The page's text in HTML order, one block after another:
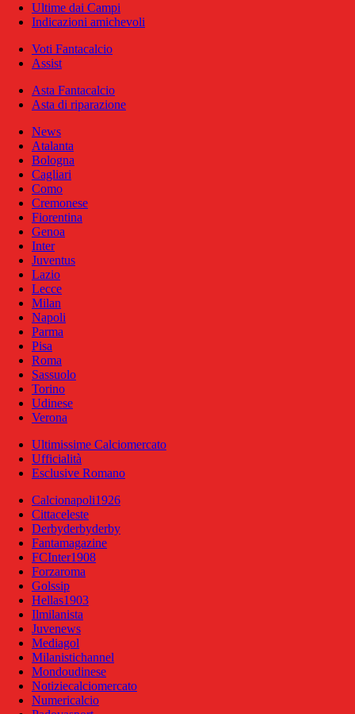
Ultime dai Campi
Indicazioni amichevoli
Voti Fantacalcio
Assist
Asta Fantacalcio
Asta di riparazione
News
Atalanta
Bologna
Cagliari
Como
Cremonese
Fiorentina
Genoa
Inter
Juventus
Lazio
Lecce
Milan
Napoli
Parma
Pisa
Roma
Sassuolo
Torino
Udinese
Verona
Ultimissime Calciomercato
Ufficialità
Esclusive Romano
Calcionapoli1926
Cittaceleste
Derbyderbyderby
Fantamagazine
FCInter1908
Forzaroma
Golssip
Hellas1903
Ilmilanista
Juvenews
Mediagol
Milanistichannel
Mondoudinese
Notiziecalciomercato
Numericalcio